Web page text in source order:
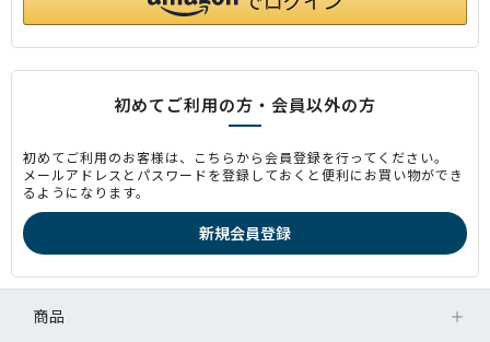
初めてご利用の方・会員以外の方
初めてご利用のお客様は、こちらから会員登録を行ってください。
メールアドレスとパスワードを登録しておくと便利にお買い物ができ
るようになります。
商品